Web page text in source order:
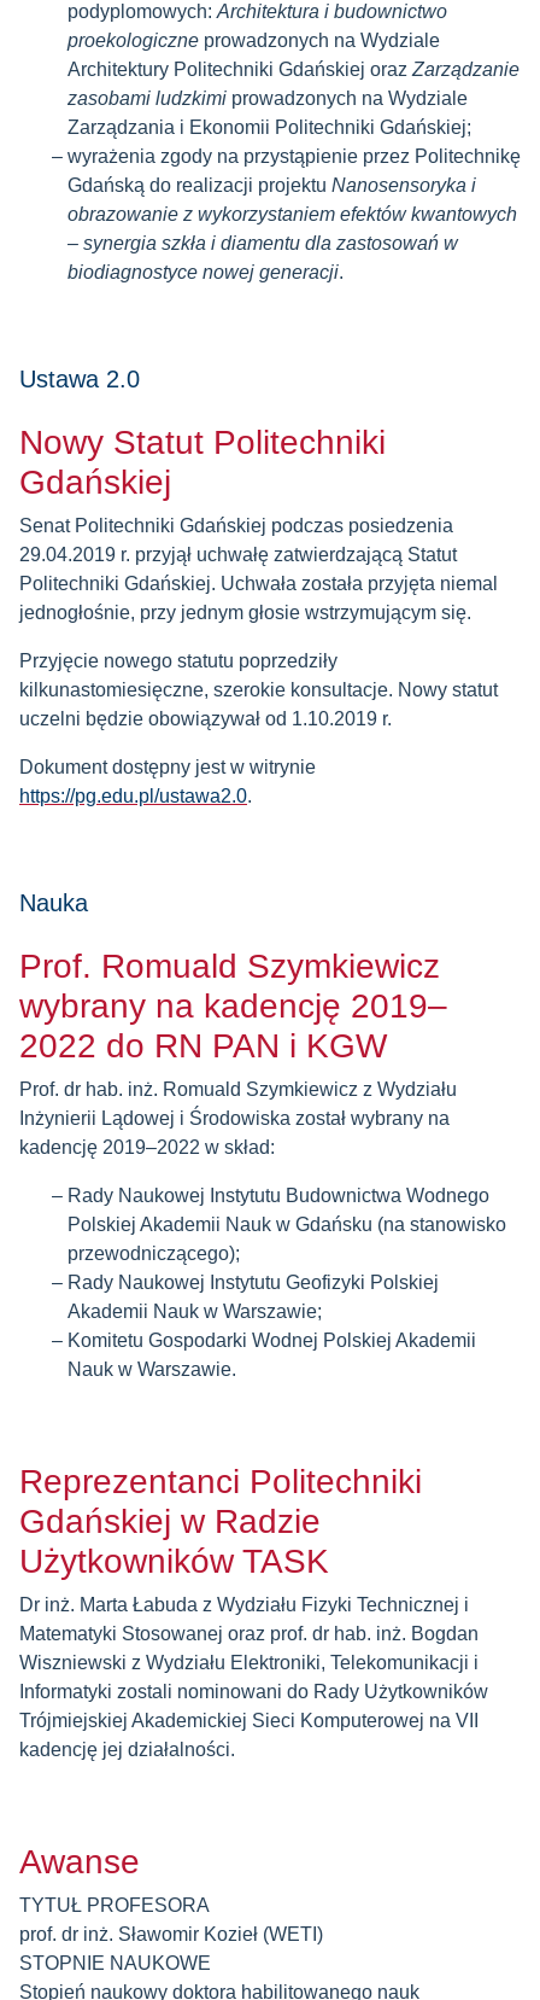
podyplomowych: Architektura i budownictwo
proekologiczne prowadzonych na Wydziale
Architektury Politechniki Gdańskiej oraz Zarządzanie
zasobami ludzkimi prowadzonych na Wydziale
Zarządzania i Ekonomii Politechniki Gdańskiej;
wyrażenia zgody na przystąpienie przez Politechnikę
Gdańską do realizacji projektu Nanosensoryka i
obrazowanie z wykorzystaniem efektów kwantowych
– synergia szkła i diamentu dla zastosowań w
biodiagnostyce nowej generacji.
Ustawa 2.0
Nowy Statut Politechniki
Gdańskiej
Senat Politechniki Gdańskiej podczas posiedzenia
29.04.2019 r. przyjął uchwałę zatwierdzającą Statut
Politechniki Gdańskiej. Uchwała została przyjęta niemal
jednogłośnie, przy jednym głosie wstrzymującym się.
Przyjęcie nowego statutu poprzedziły
kilkunastomiesięczne, szerokie konsultacje. Nowy statut
uczelni będzie obowiązywał od 1.10.2019 r.
Dokument dostępny jest w witrynie
https://pg.edu.pl/ustawa2.0.
Nauka
Prof. Romuald Szymkiewicz
wybrany na kadencję 2019–
2022 do RN PAN i KGW
Prof. dr hab. inż. Romuald Szymkiewicz z Wydziału
Inżynierii Lądowej i Środowiska został wybrany na
kadencję 2019–2022 w skład:
Rady Naukowej Instytutu Budownictwa Wodnego
Polskiej Akademii Nauk w Gdańsku (na stanowisko
przewodniczącego);
Rady Naukowej Instytutu Geofizyki Polskiej
Akademii Nauk w Warszawie;
Komitetu Gospodarki Wodnej Polskiej Akademii
Nauk w Warszawie.
Reprezentanci Politechniki
Gdańskiej w Radzie
Użytkowników TASK
Dr inż. Marta Łabuda z Wydziału Fizyki Technicznej i
Matematyki Stosowanej oraz prof. dr hab. inż. Bogdan
Wiszniewski z Wydziału Elektroniki, Telekomunikacji i
Informatyki zostali nominowani do Rady Użytkowników
Trójmiejskiej Akademickiej Sieci Komputerowej na VII
kadencję jej działalności.
Awanse
TYTUŁ PROFESORA
prof. dr inż. Sławomir Kozieł (WETI)
STOPNIE NAUKOWE
Stopień naukowy doktora habilitowanego nauk